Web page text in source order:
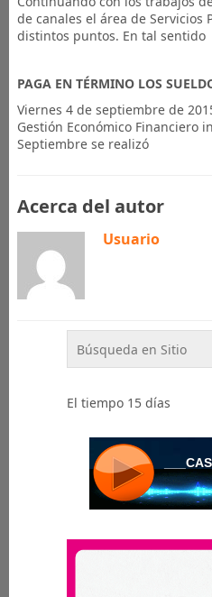
de canales el área de Servicios
distintos puntos. En tal sentido
PAGA EN TÉRMINO LOS
Viernes 4 de septiembre de
Gestión Económico Financiero
Septiembre se realizó
Acerca del autor
Usuario
El tiempo 15 días